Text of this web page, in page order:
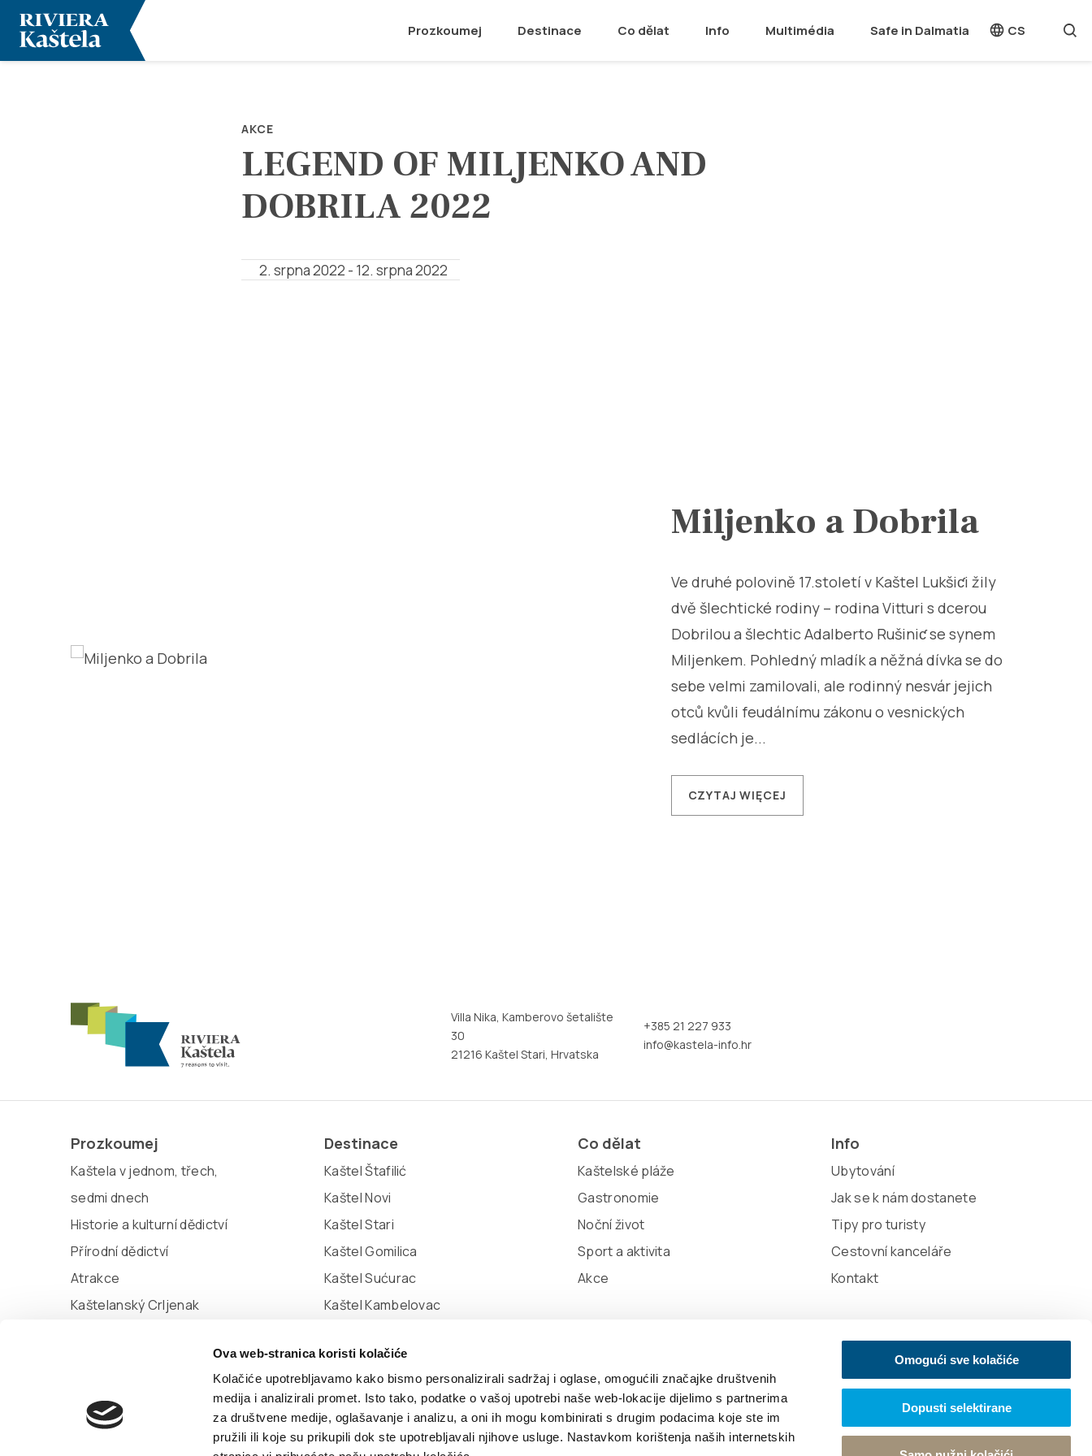
Ova web-stranica koristi kolačiće
Kolačiće upotrebljavamo kako bismo personalizirali sadržaj i oglase, omogućili značajke društvenih
medija i analizirali promet. Isto tako, podatke o vašoj upotrebi naše web-lokacije dijelimo s partnerima
za društvene medije, oglašavanje i analizu, a oni ih mogu kombinirati s drugim podacima koje ste im
pružili ili koje su prikupili dok ste upotrebljavali njihove usluge. Nastavkom korištenja naših internetskih
Omogući sve kolačiće
Dopusti selektirane
Prozkoumej Destinace Co dělat Info Multimédia Safe in Dalmatia CS
AKCE
LEGEND OF MILJENKO AND
DOBRILA 2022
2. srpna 2022 - 12. srpna 2022
Miljenko a Dobrila
Ve druhé polovině 17.století v Kaštel Lukšiƈi žily
dvě šlechtické rodiny – rodina Vitturi s dcerou
Dobrilou a šlechtic Adalberto Rušiniƈ se synem
Miljenkem. Pohledný mladík a něžná dívka se do
sebe velmi zamilovali, ale rodinný nesvár jejich
otců kvůli feudálnímu zákonu o vesnických
sedlácích je...
CZYTAJ WIĘCEJ
Villa Nika, Kamberovo šetalište
30
21216 Kaštel Stari, Hrvatska
+385 21 227 933
info@kastela-info.hr
Prozkoumej
Kaštela v jednom, třech,
sedmi dnech
Historie a kulturní dědictví
Přírodní dědictví
Atrakce
Kaštelanský Crljenak
Destinace
Kaštel Štafilić
Kaštel Novi
Kaštel Stari
Kaštel Gomilica
Kaštel Sućurac
Kaštel Kambelovac
Co dělat
Kaštelské pláže
Gastronomie
Noční život
Sport a aktivita
Akce
Info
Ubytování
Jak se k nám dostanete
Tipy pro turisty
Cestovní kanceláře
Kontakt
© TZ Kastela 2022 Zásady používání souborů cookie Developed by:Nove vibracije Design by:Signed Design